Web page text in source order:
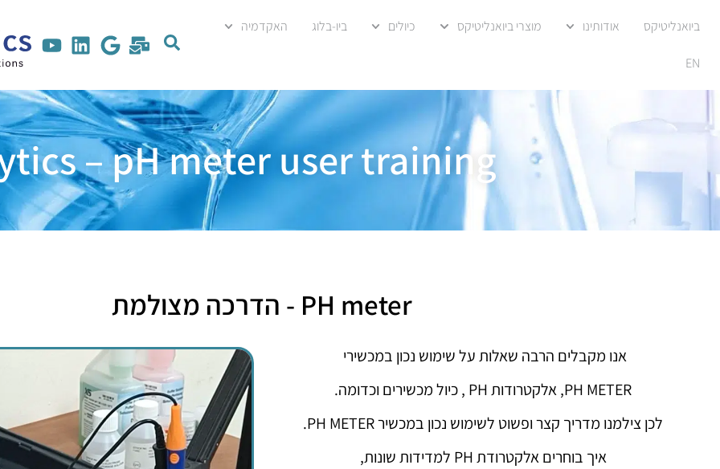
ביואנליטיקס אודותינו מוצרי ביואנליטיקס כיולים ביו-בלוג האקדמיה
EN
– pH meter user training
PH meter - הדרכה מצולמת
אנו מקבלים הרבה שאלות על שימוש נכון במכשירי
PH METER, אלקטרודות PH , כיול מכשירים וכדומה.
לכן צילמנו מדריך קצר ופשוט לשימוש נכון במכשיר PH METER.
איך בוחרים אלקטרודת PH למדידות שונות,